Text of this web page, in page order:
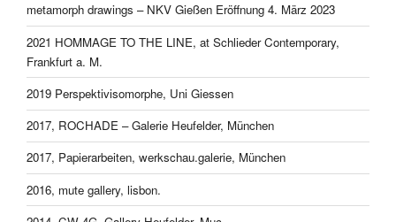
metamorph drawings – NKV Gießen Eröffnung 4. März 2023
2021 HOMMAGE TO THE LINE, at Schlieder Contemporary,
Frankfurt a. M.
2019 Perspektivisomorphe, Uni Giessen
2017, ROCHADE – Galerie Heufelder, München
2017, Papierarbeiten, werkschau.galerie, München
2016, mute gallery, lisbon.